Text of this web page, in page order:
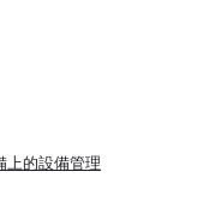
上的設備管理